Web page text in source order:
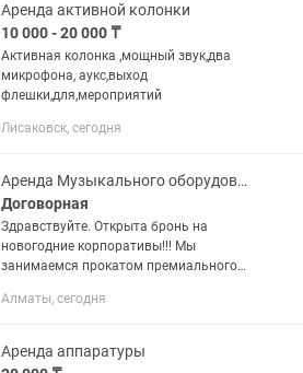
Аренда активной колонки
10 000 - 20 000 ₸
Активная колонка ,мощный звук,два
микрофона, аукс,выход
флешки,для,мероприятий
Лисаковск, сегодня
Аренда Музыкального оборудования
Договорная
Здравствуйте. Открыта бронь на
новогодние корпоративы!!! Мы
занимаемся прокатом премиального
Voice. 1 - киловаттный комплект (
Алматы, сегодня
Аренда аппаратуры